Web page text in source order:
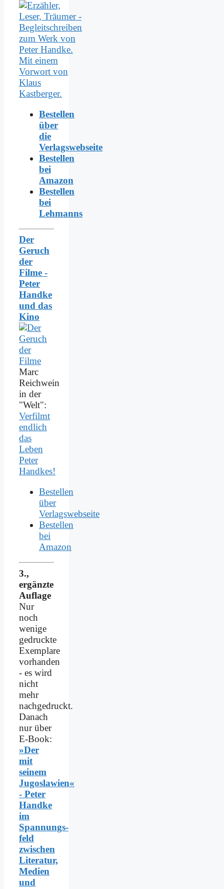
Bestellen
über
die
Verlagswebseite
Bestellen
bei
Amazon
Bestellen
bei
Lehmanns
Der
Geruch
der
Filme -
Peter
Handke
und das
Kino
Marc
Reichwein
in der
"Welt":
Verfilmt
endlich
das
Leben
Peter
Handkes!
Bestellen
über
Verlagswebseite
Bestellen
bei
Amazon
3.,
ergänzte
Auflage
Nur
noch
wenige
gedruckte
Exemplare
vorhanden
- es wird
nicht
mehr
nachgedruckt.
Danach
nur über
E-Book:
»Der
mit
seinem
Jugoslawien«
- Peter
Handke
im
Spannungs­
feld
zwischen
Literatur,
Medien
und